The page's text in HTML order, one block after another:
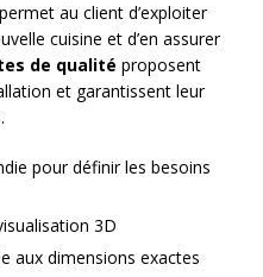
au client d’exploiter
cuisine et d’en assurer
de qualité proposent
et garantissent leur
pour définir les besoins
3D
aux dimensions exactes